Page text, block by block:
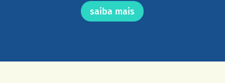
saiba mais